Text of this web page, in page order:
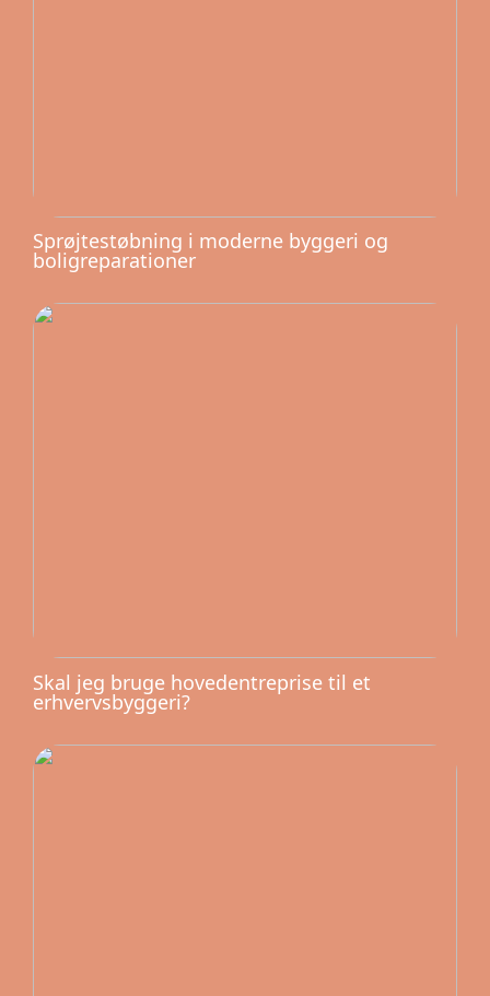
Sprøjtestøbning i moderne byggeri og
boligreparationer
Skal jeg bruge hovedentreprise til et
erhvervsbyggeri?